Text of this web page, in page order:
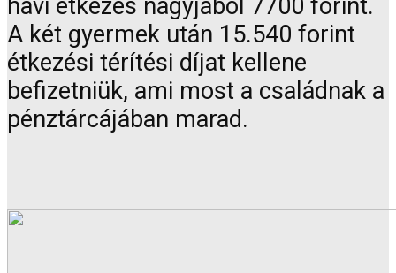
havi étkezés nagyjából 7700 forint.
A két gyermek után 15.540 forint
étkezési térítési díjat kellene
befizetniük, ami most a családnak a
pénztárcájában marad.